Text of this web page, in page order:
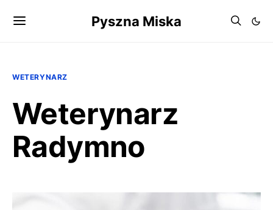
Pyszna Miska
WETERYNARZ
Weterynarz
Radymno